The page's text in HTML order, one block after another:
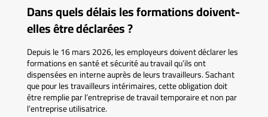
Dans quels délais les formations doivent-
elles être déclarées ?
Depuis le 16 mars 2026, les employeurs doivent déclarer les
formations en santé et sécurité au travail qu’ils ont
dispensées en interne auprès de leurs travailleurs. Sachant
que pour les travailleurs intérimaires, cette obligation doit
être remplie par l’entreprise de travail temporaire et non par
l’entreprise utilisatrice.